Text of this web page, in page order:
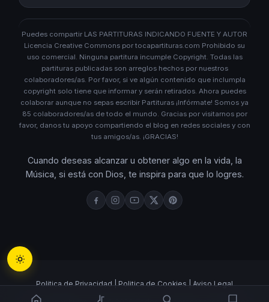
Puedes compartir LAS PARTITURAS INDICANDO FUENTE Y AUTOR
Licencia Creative Commons por tocapartituras.com Prohibido su
uso comercial. Ninguna partitura incumple Copyright. Todas las
partituras publicadas son arreglos hechos por nuestros
colaboradores/as. Por favor, si ve algún contenido que inclumpla
copyright solo tiene que informar y serán retirados. Ahora puedes
colaborar aunque no sepas escribir Partituras ¡Infórmate! Somos ya
85 colaboradores/as de todo el mundo. Gracias por visitarnos por
favor, danos tu apoyo compartiendo el blog en redes sociales y con
tus amigos/as. ¡GRACIAS!
Cuando deseas alcanzar u obtener algo en la vida, la
Música, si está con Dios, te inspira para que lo logres.
Politica de Privacidad | Politica de Cookies | Aviso Legal